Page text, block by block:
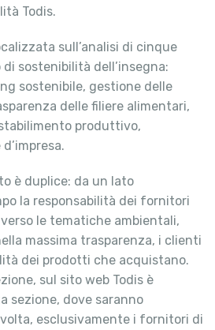
Todis.
sull’analisi di cinque
sostenibilità dell’insegna:
sostenibile, gestione delle
delle filiere alimentari,
produttivo,
è duplice: da un lato
la responsabilità dei fornitori
le tematiche ambientali,
massima trasparenza, i clienti
dei prodotti che acquistano.
sul sito web Todis è
sezione, dove saranno
esclusivamente i fornitori di